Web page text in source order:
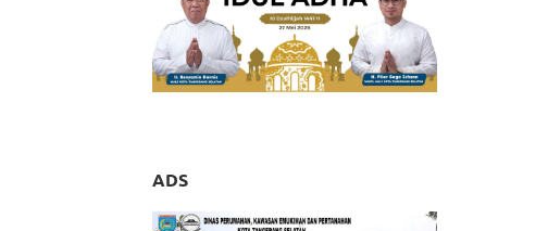
ADS